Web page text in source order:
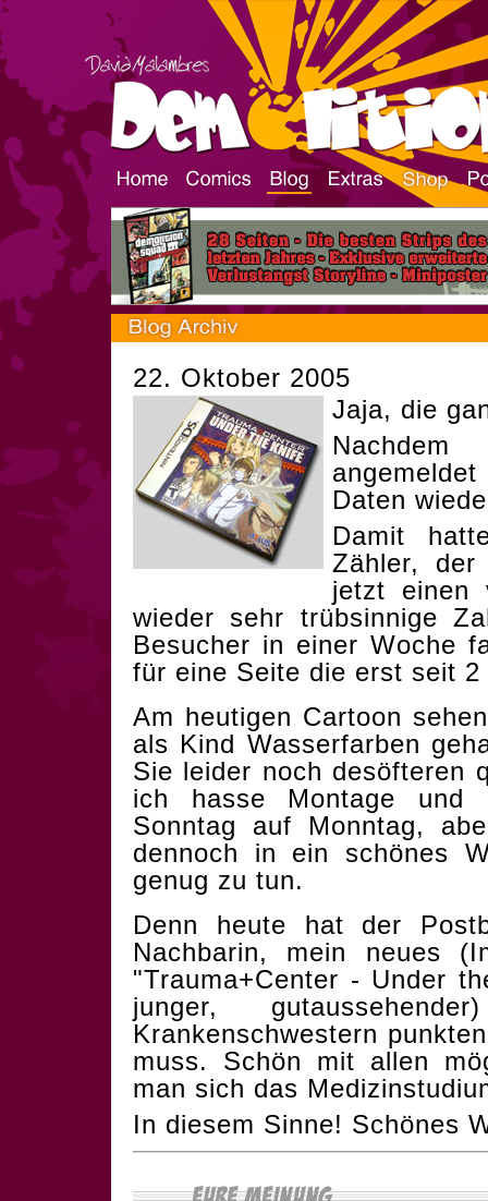
22. Oktober 2005
Jaja, die
Nachdem
Daten
Damit
Zähler,
jetzt einen
wieder sehr trübsinnige
Besucher in einer Woche
für eine Seite die erst seit
Am heutigen Cartoon
als Kind Wasserfarben
Sie leider noch desöfteren
ich hasse Montage und
Sonntag auf Monntag,
dennoch in ein schönes
genug zu tun.
Denn heute hat der
Nachbarin, mein neues
"Trauma+Center - Under
junger,
Krankenschwestern
muss. Schön mit allen
man sich das
In diesem Sinne! Schönes